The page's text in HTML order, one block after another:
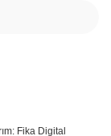
Fika Digital